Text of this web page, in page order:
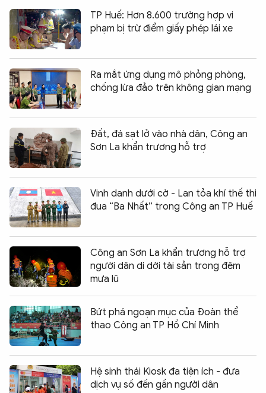
TP Huế: Hơn 8.600 trường hợp vi
phạm bị trừ điểm giấy phép lái xe
Ra mắt ứng dụng mô phỏng phòng,
chống lừa đảo trên không gian mạng
Đất, đá sạt lở vào nhà dân, Công an
Sơn La khẩn trương hỗ trợ
Vinh danh dưới cờ - Lan tỏa khí thế thi
đua “Ba Nhất” trong Công an TP Huế
Công an Sơn La khẩn trương hỗ trợ
người dân di dời tài sản trong đêm
mưa lũ
Bứt phá ngoạn mục của Đoàn thể
thao Công an TP Hồ Chí Minh
Hệ sinh thái Kiosk đa tiện ích - đưa
dịch vụ số đến gần người dân